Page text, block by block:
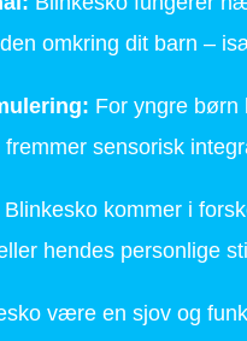
omkring dit barn –
For yngre
sensorisk
Blinkesko kommer i
hendes personlige
være en sjov og